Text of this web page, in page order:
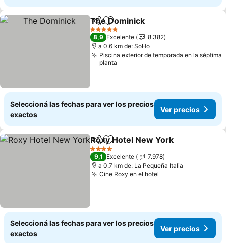
Compartir
Añadir a favoritos
The Dominick
5 Estrellas
8,9 Excelente
8.382
a 0.6 km de: SoHo
Piscina exterior de temporada en la séptima
planta
Seleccioná las fechas para ver los precios
exactos
Ver precios
CompartirAñadir a favoritos
Roxy Hotel New York
4 Estrellas
9,1 Excelente
7.978
a 0.7 km de: La Pequeña Italia
Cine Roxy en el hotel
Seleccioná las fechas para ver los precios
exactos
Ver precios